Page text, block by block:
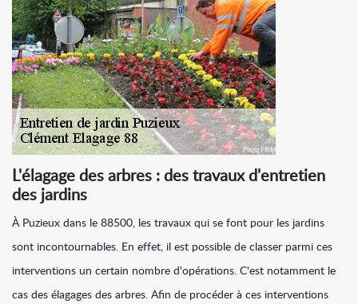
L'élagage des arbres : des travaux d'entretien
des jardins
À Puzieux dans le 88500, les travaux qui se font pour les jardins
sont incontournables. En effet, il est possible de classer parmi ces
interventions un certain nombre d'opérations. C'est notamment le
cas des élagages des arbres. Afin de procéder à ces interventions